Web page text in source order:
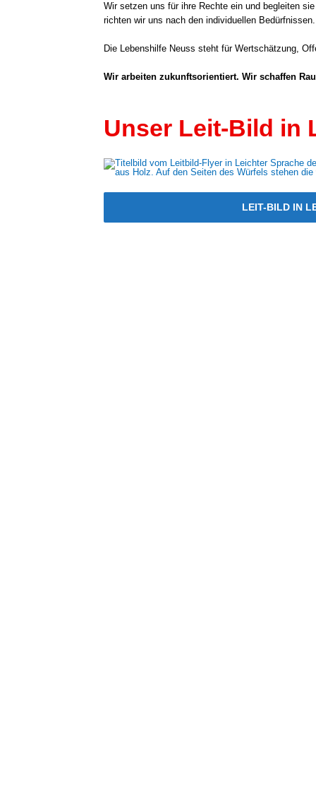
Wir set­zen uns für ihre Rech­te ein und beglei­ten
rich­ten wir uns nach den indi­vi­du­el­len Bedürf­nis­sen.
Die Lebens­hil­fe Neuss steht für Wert­schät­zung,
Wir arbei­ten zukunfts­ori­en­tiert. Wir schaf­fen
Unser Leit-Bild in
LEIT-BILD IN